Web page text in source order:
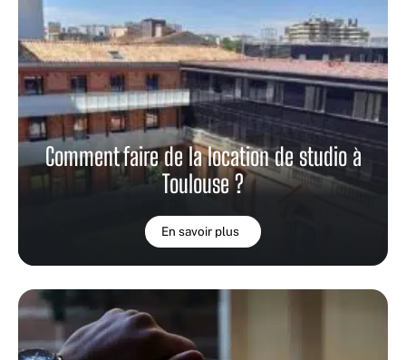
Comment faire de la location de studio à
Toulouse ?
En savoir plus